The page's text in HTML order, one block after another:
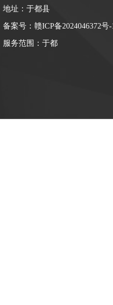
地址：于都县
备案号： 赣ICP备2024046372号-
服务范围： 于都